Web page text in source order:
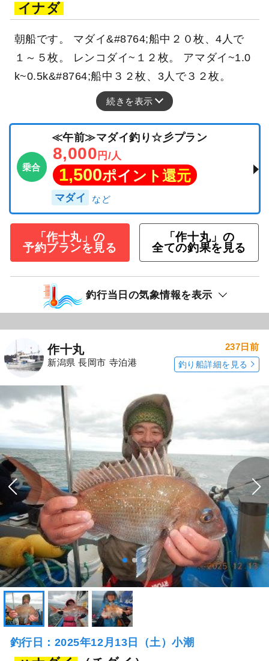
イナダ
朝船です。 マダイ&#8764;船中２０枚、4人で
１～５枚。 レンコダイ~１２枚。 アマダイ~1.0
k~0.5k&#8764;船中３２枚、3人で３２枚。
続きを表示
乗合
≪午前≫マダイ釣り☆彡プラン
8,000 円/人
1,500ポイント還元
マダイ
「作十丸」の
予約プランを見る
「作十丸」の
全ての釣果を見る
釣行当日の気象情報を表示
作十丸
新潟県 長岡市 寺泊港
237日前
釣り船詳細を見る
釣行日：2025年12月13日（土）小潮